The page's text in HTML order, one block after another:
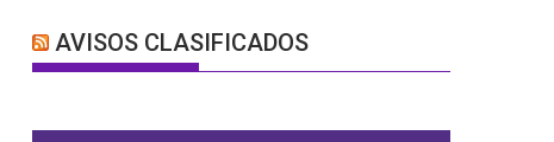
AVISOS CLASIFICADOS